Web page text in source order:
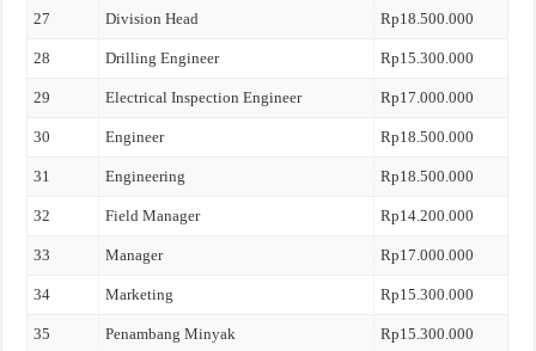
27 Division Head Rp18.500.000
28 Drilling Engineer Rp15.300.000
29 Electrical Inspection Engineer Rp17.000.000
30 Engineer Rp18.500.000
31 Engineering Rp18.500.000
32 Field Manager Rp14.200.000
33 Manager Rp17.000.000
34 Marketing Rp15.300.000
35 Penambang Minyak Rp15.300.000